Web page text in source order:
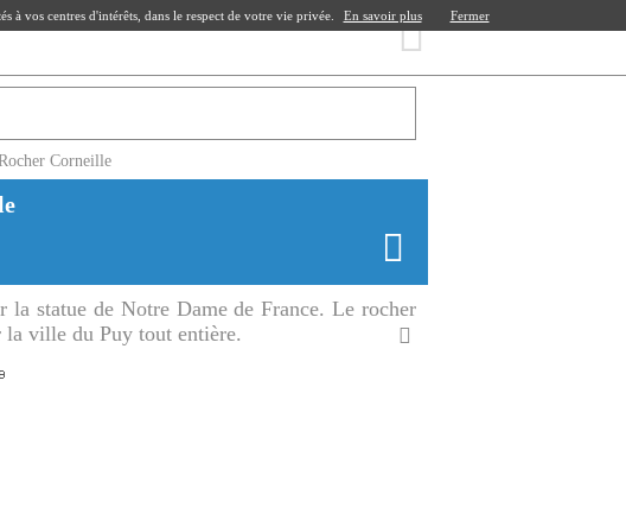
Corneille
la statue de Notre Dame de France. Le rocher
ville du Puy tout entière.
à vos centres d'intérêts, dans le respect de votre vie privée. En savoir plus Fermer